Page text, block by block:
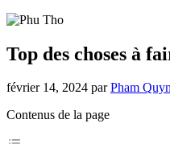
Top des choses à
février 14, 2024 parPham
Contenus de la page